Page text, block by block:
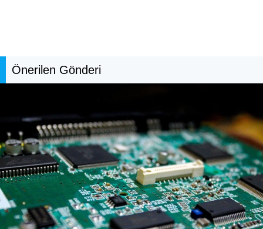
Önerilen Gönderi